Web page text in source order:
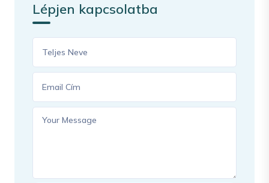
Lépjen kapcsolatba